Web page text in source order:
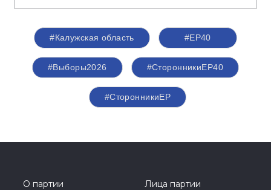
#Калужская область #ЕР40
#Выборы2026 #СторонникиЕР40
#СторонникиЕР
О партии
Лица партии